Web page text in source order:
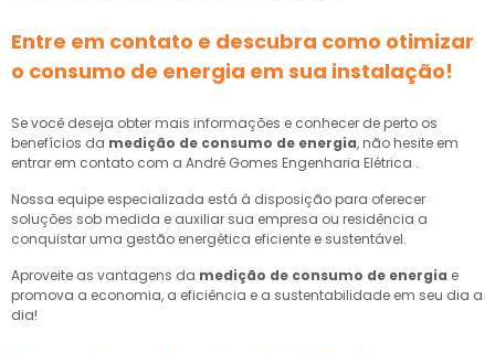
Entre em contato e descubra como otimizar
o consumo de energia em sua instalação!
Se você deseja obter mais informações e conhecer de perto os
benefícios da medição de consumo de energia, não hesite em
entrar em contato com a André Gomes Engenharia Elétrica .
Nossa equipe especializada está à disposição para oferecer
soluções sob medida e auxiliar sua empresa ou residência a
conquistar uma gestão energética eficiente e sustentável.
Aproveite as vantagens da medição de consumo de energia e
promova a economia, a eficiência e a sustentabilidade em seu dia a
dia!